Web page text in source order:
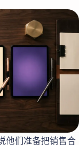
他们准备把销售合